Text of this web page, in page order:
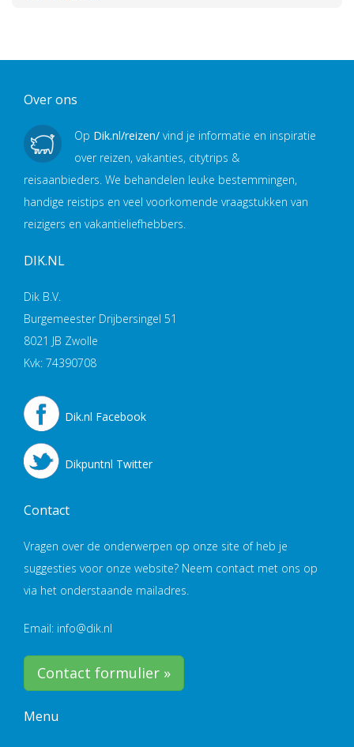
Over ons
Op Dik.nl/reizen/ vind je informatie en inspiratie
over reizen, vakanties, citytrips &
reisaanbieders. We behandelen leuke bestemmingen,
handige reistips en veel voorkomende vraagstukken van
reizigers en vakantieliefhebbers.
DIK.NL
Dik B.V.
Burgemeester Drijbersingel 51
8021 JB Zwolle
Kvk: 74390708
Dik.nl Facebook
Dikpuntnl Twitter
Contact
Vragen over de onderwerpen op onze site of heb je
suggesties voor onze website? Neem contact met ons op
via het onderstaande mailadres.
Email: info@dik.nl
Contact formulier »
Menu